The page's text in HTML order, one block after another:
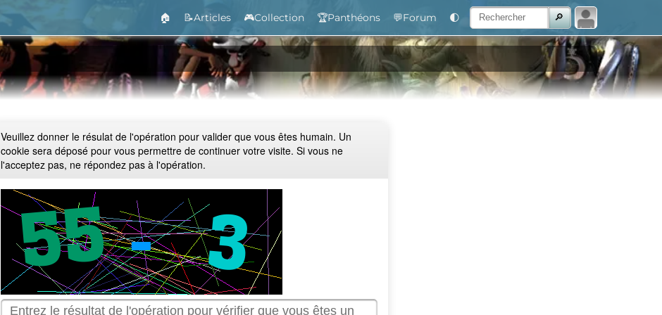
🏠 📝Articles 🎮Collection 🏆Panthéons 💬Forum 🌓
Veuillez donner le résulat de l'opération pour valider que vous êtes humain. Un
cookie sera déposé pour vous permettre de continuer votre visite. Si vous ne
l'acceptez pas, ne répondez pas à l'opération.